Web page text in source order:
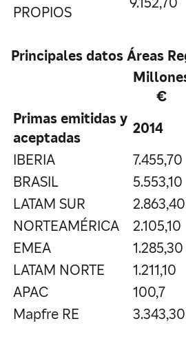
PROPIOS
Principales datos Áreas
€
Primas emitidas y
aceptadas
2014
IBERIA
7.455,70
BRASIL
5.553,10
LATAM SUR
2.863,40
NORTEAMÉRICA
2.105,10
EMEA
1.285,30
LATAM NORTE
1.211,10
APAC
100,7
Mapfre RE
3.343,30